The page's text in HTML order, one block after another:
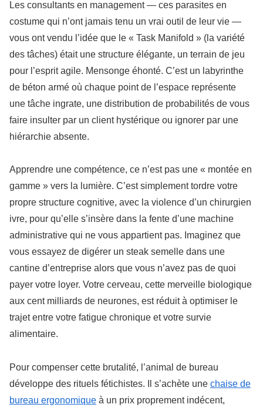
Les consultants en management — ces parasites en
costume qui n’ont jamais tenu un vrai outil de leur vie —
vous ont vendu l’idée que le « Task Manifold » (la variété
des tâches) était une structure élégante, un terrain de jeu
pour l’esprit agile. Mensonge éhonté. C’est un labyrinthe
de béton armé où chaque point de l’espace représente
une tâche ingrate, une distribution de probabilités de vous
faire insulter par un client hystérique ou ignorer par une
hiérarchie absente.
Apprendre une compétence, ce n’est pas une « montée en
gamme » vers la lumière. C’est simplement tordre votre
propre structure cognitive, avec la violence d’un chirurgien
ivre, pour qu’elle s’insère dans la fente d’une machine
administrative qui ne vous appartient pas. Imaginez que
vous essayez de digérer un steak semelle dans une
cantine d’entreprise alors que vous n’avez pas de quoi
payer votre loyer. Votre cerveau, cette merveille biologique
aux cent milliards de neurones, est réduit à optimiser le
trajet entre votre fatigue chronique et votre survie
alimentaire.
Pour compenser cette brutalité, l’animal de bureau
développe des rituels fétichistes. Il s’achète une chaise de
bureau ergonomique à un prix proprement indécent,